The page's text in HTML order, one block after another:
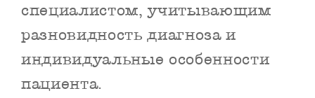
специалистом, учитывающим
разновидность диагноза и
индивидуальные особенности
пациента.